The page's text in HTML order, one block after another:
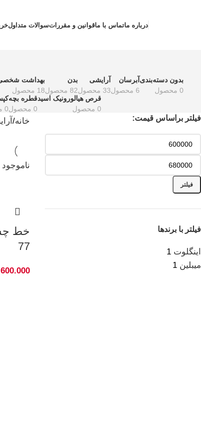
درباره ماتماس با ماقوانین و مقرراتسوالات متداول
بدون دسته‌بندی
0 محصول
آبرسان
6 محصول
آرایشی
33 محصول
بدن
82 محصول
بهداشت
18 محصول
قرص هیالورونیک اسید
0 محصول
قطره بچه
0 محصول
0 محصول
فیلتر براساس قیمت:
فیلتر
فیلتر با برندها
اینگلوت 1
میبلین 1
خانه
ناموجود
77
600.000